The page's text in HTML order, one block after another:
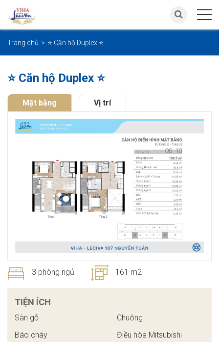
Trang chủ ⭐ Căn hộ Duplex ⭐
⭐ Căn hộ Duplex ⭐
Mặt bằng Vị trí
3 phòng ngủ 161 m2
TIỆN ÍCH
Sàn gỗ
Chuông
Báo cháy
Điều hòa Mitsubishi